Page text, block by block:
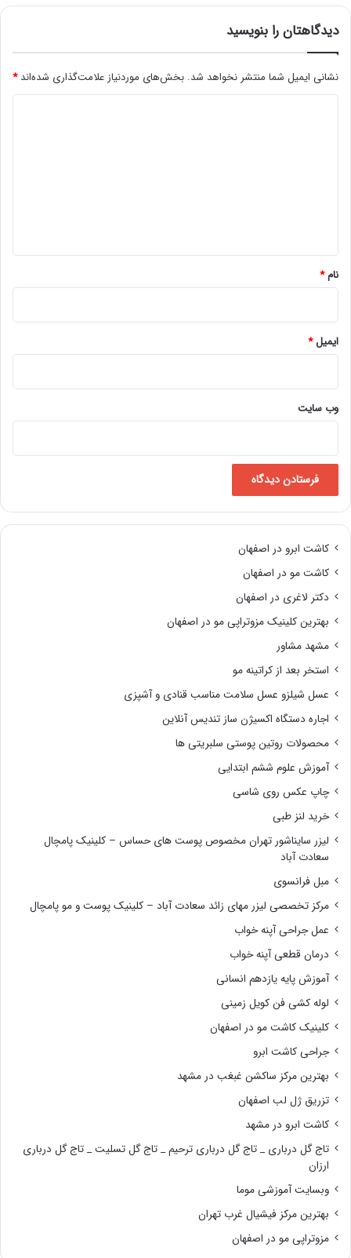
دیدگاهتان را بنویسید
نشانی ایمیل شما منتشر نخواهد شد. بخش‌های موردنیاز علامت‌گذاری شده‌اند*
نام*
ایمیل*
وب‌ سایت
کاشت ابرو در اصفهان
کاشت مو در اصفهان
دکتر لاغری در اصفهان
بهترین کلینیک مزوتراپی مو در اصفهان
مشهد مشاور
استخر بعد از کراتینه مو
عسل شیلزو عسل سلامت مناسب قنادی و آشپزی
اجاره دستگاه اکسیژن ساز تندیس آنلاین
محصولات روتین پوستی سلبریتی ها
آموزش علوم ششم ابتدایی
چاپ عکس روی شاسی
خرید لنز طبی
لیزر سایناشور تهران مخصوص پوست های حساس – کلینیک پامچال
سعادت آباد
مبل فرانسوی
مرکز تخصصی لیزر مهای زائد سعادت آباد – کلینیک پوست و مو پامچال
عمل جراحی آپنه خواب
درمان قطعی آپنه خواب
آموزش پایه یازدهم انسانی
لوله کشی فن کویل زمینی
کلینیک کاشت مو در اصفهان
جراحی کاشت ابرو
بهترین مرکز ساکشن غبغب در مشهد
تزریق ژل لب اصفهان
کاشت ابرو در مشهد
تاج گل درباری _ تاج گل درباری ترحیم _ تاج گل تسلیت _ تاج گل درباری
ارزان
وبسایت آموزشی موما
بهترین مرکز فیشیال غرب تهران
مزوتراپی مو در اصفهان